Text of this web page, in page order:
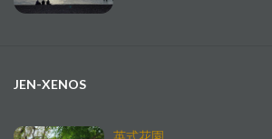
JEN-XENOS